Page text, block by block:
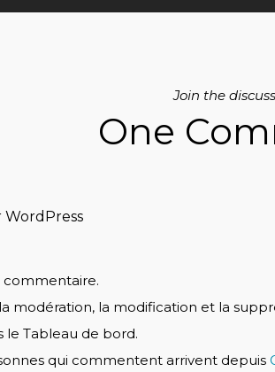
Join the
One
commentaire.
modération, la modification et la
le Tableau de bord.
qui commentent arrivent depuis